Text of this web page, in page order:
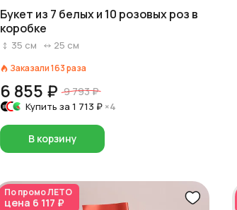
Букет из 7 белых и 10 розовых роз в
коробке
35 см 25 см
Заказали163раза
6 855 ₽ 9 793 ₽
Купить за 1 713 ₽ ×4
В корзину
По промоЛЕТО
цена 6 117 ₽